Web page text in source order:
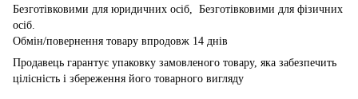
Безготівковими для юридичних осіб, Безготівковими для фізичних
осіб.
Обмін/повернення товару впродовж 14 днів
Продавець гарантує упаковку замовленого товару, яка забезпечить
цілісність і збереження його товарного вигляду